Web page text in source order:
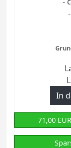
In
71,00